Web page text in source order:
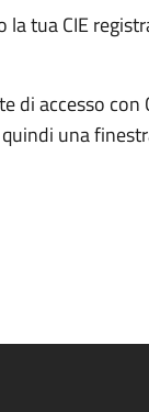
tua CIE
di accesso con
una